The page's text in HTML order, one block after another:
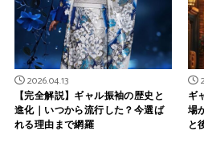
2026.04.13
【完全解説】ギャル振袖の歴史と
進化｜いつから流行した？今選ば
れる理由まで網羅
ギ
場
と